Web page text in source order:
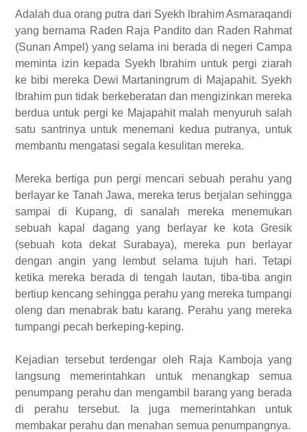
Adalah dua orang putra dari Syekh lbrahim Asrnaraqandi
yang bernama Raden Raja Pandito dan Raden Rahmat
(Sunan Ampel) yang selama ini berada di negeri Campa
meminta izin kepada Syekh lbrahim untuk pergi ziarah
ke bibi mereka Dewi Martaningrum di Majapahit. Syekh
lbrahim pun tidak berkeberatan dan mengizinkan mereka
berdua untuk pergi ke Majapahit malah menyuruh salah
satu santrinya untuk menemani kedua putranya, untuk
membantu mengatasi segala kesulitan mereka.
Mereka bertiga pun pergi mencari sebuah perahu yang
berlayar ke Tanah Jawa, mereka terus berjalan sehingga
sampai di Kupang, di sanalah mereka menemukan
sebuah kapal dagang yang berlayar ke kota Gresik
(sebuah kota dekat Surabaya), mereka pun berlayar
dengan angin yang lembut selama tujuh hari. Tetapi
ketika mereka berada di tengah lautan, tiba-tiba angin
bertiup kencang sehingga perahu yang mereka tumpangi
oleng dan menabrak batu karang. Perahu yang mereka
tumpangi pecah berkeping-keping.
Kejadian tersebut terdengar oleh Raja Kamboja yang
langsung memerintahkan untuk menangkap semua
penumpang perahu dan mengambil barang yang berada
di perahu tersebut. Ia juga memerintahkan untuk
membakar perahu dan menahan semua penumpangnya.